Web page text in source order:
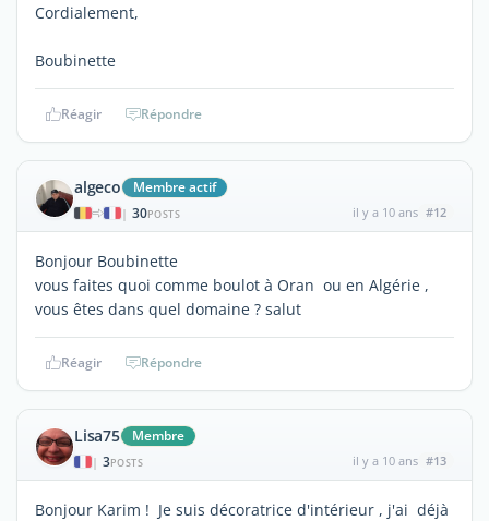
Cordialement,
Boubinette
Réagir Répondre
algeco Membre actif
| 30POSTS il y a 10 ans #12
Bonjour Boubinette
vous faites quoi comme boulot à Oran ou en Algérie ,
vous êtes dans quel domaine ? salut
Réagir Répondre
Lisa75 Membre
| 3POSTS il y a 10 ans #13
Bonjour Karim ! Je suis décoratrice d'intérieur , j'ai déjà